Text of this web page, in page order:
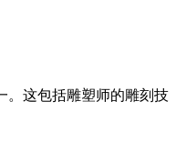
。这包括雕塑师的雕刻技